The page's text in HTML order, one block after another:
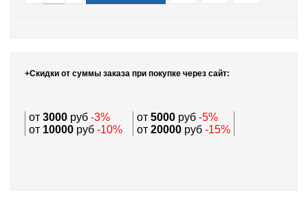
+Скидки от суммы заказа при покупке через сайт:
от 3000 руб -3% от 5000 руб -5%
от 10000 руб -10% от 20000 руб -15%